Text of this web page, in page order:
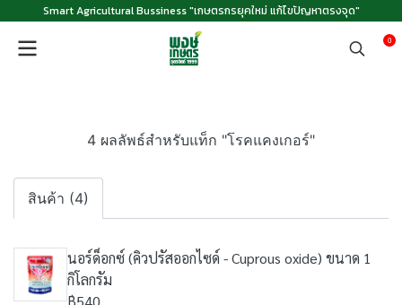
Smart Agricultural Bussiness "เกษตรกรยุคใหม่ แก้ไขปัญหาตรงจุด"
0
4 ผลลัพธ์สำหรับแท็ก "โรคแคงเกอร์"
สินค้า (4)
นอร์ด็อกซ์ (คิวปรัสออกไซด์ - Cuprous oxide) ขนาด 1
กิโลกรัม
฿540